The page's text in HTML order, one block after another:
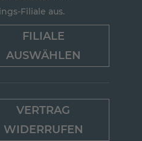
Filiale aus.
FILIALE
AUSWÄHLEN
VERTRAG
WIDERRUFEN